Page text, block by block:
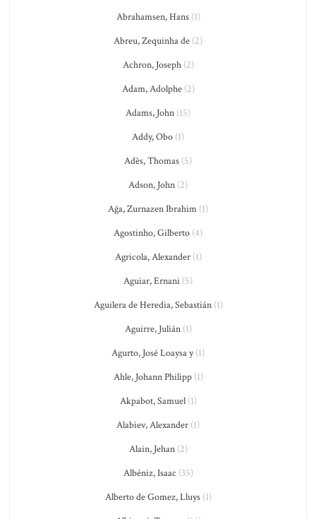
Abrahamsen, Hans(1)
Abreu, Zequinha de (2)
Achron, Joseph(2)
Adam, Adolphe(2)
Adams, John (15)
Addy, Obo (1)
Adès, Thomas (5)
Adson, John (2)
Ağa, Zurnazen Ibrahim (1)
Agostinho, Gilberto (4)
Agricola, Alexander(1)
Aguiar, Ernani (5)
Aguilera de Heredia, Sebastián(1)
Aguirre, Julián(1)
Agurto, José Loaysa y(1)
Ahle, Johann Philipp(1)
Akpabot, Samuel(1)
Alabiev, Alexander (1)
Alain, Jehan(2)
Albéniz, Isaac (35)
Alberto de Gomez, Lluys(1)